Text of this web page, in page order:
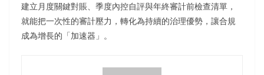
建立月度關鍵對賬、季度內控自評與年終審計前檢查清單，
就能把一次性的審計壓力，轉化為持續的治理優勢，讓合規
成為增長的「加速器」。